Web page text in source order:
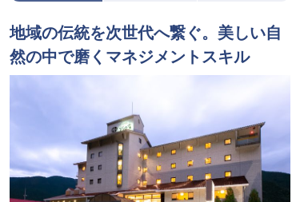
地域の伝統を次世代へ繋ぐ。美しい自
然の中で磨くマネジメントスキル